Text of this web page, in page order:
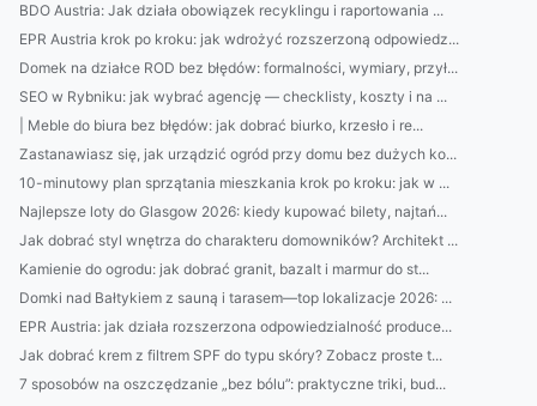
BDO Austria: Jak działa obowiązek recyklingu i raportowania ...
EPR Austria krok po kroku: jak wdrożyć rozszerzoną odpowiedz...
Domek na działce ROD bez błędów: formalności, wymiary, przył...
SEO w Rybniku: jak wybrać agencję — checklisty, koszty i na ...
| Meble do biura bez błędów: jak dobrać biurko, krzesło i re...
Zastanawiasz się, jak urządzić ogród przy domu bez dużych ko...
10-minutowy plan sprzątania mieszkania krok po kroku: jak w ...
Najlepsze loty do Glasgow 2026: kiedy kupować bilety, najtań...
Jak dobrać styl wnętrza do charakteru domowników? Architekt ...
Kamienie do ogrodu: jak dobrać granit, bazalt i marmur do st...
Domki nad Bałtykiem z sauną i tarasem—top lokalizacje 2026: ...
EPR Austria: jak działa rozszerzona odpowiedzialność produce...
Jak dobrać krem z filtrem SPF do typu skóry? Zobacz proste t...
7 sposobów na oszczędzanie „bez bólu”: praktyczne triki, bud...